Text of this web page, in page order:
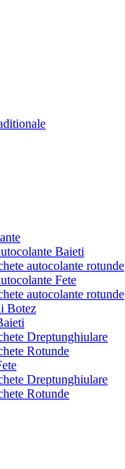
Baieti
autocolante rotunde
Fete
autocolante rotunde
Botez
Dreptunghiulare
Rotunde
Dreptunghiulare
Rotunde